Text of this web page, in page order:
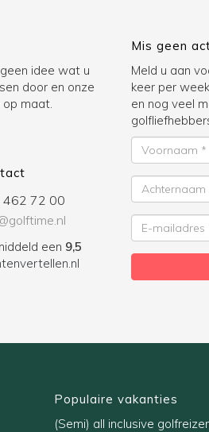
idee wat u
door en onze
maat.
462 72 00
een 9,5
Mis geen
Meld u aan
keer per
en nog veel
Voornaam
Achternaam
E-
mailadres
Populaire vakanties
(Semi) all inclusive